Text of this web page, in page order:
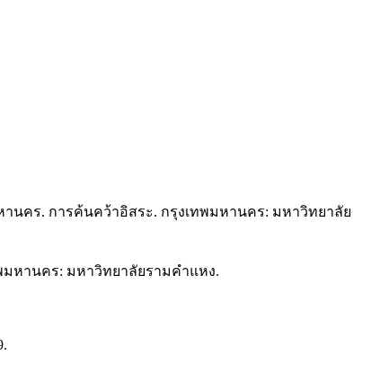
นคร. การค้นคว้าอิสระ. กรุงเทพมหานคร: มหาวิทยาลัย
มหานคร: มหาวิทยาลัยรามคำแหง.